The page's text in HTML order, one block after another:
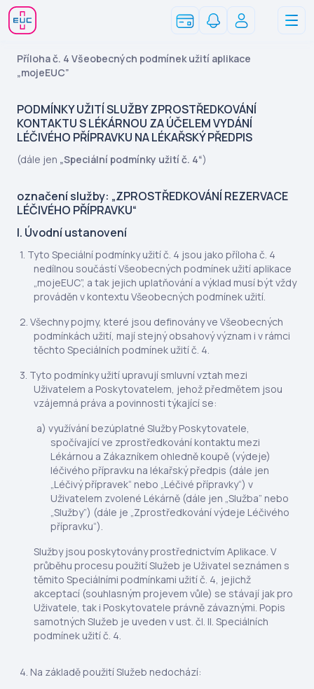
Příloha č. 4 Všeobecných podmínek užití aplikace
„mojeEUC”
PODMÍNKY UŽITÍ SLUŽBY ZPROSTŘEDKOVÁNÍ
KONTAKTU S LÉKÁRNOU ZA ÚČELEM VYDÁNÍ
LÉČIVÉHO PŘÍPRAVKU NA LÉKAŘSKÝ PŘEDPIS
(dále jen „Speciální podmínky užití č. 4“)
označení služby: „ZPROSTŘEDKOVÁNÍ REZERVACE
LÉČIVÉHO PŘÍPRAVKU“
I. Úvodní ustanovení
Tyto Speciální podmínky užití č. 4 jsou jako příloha č. 4
nedílnou součástí Všeobecných podmínek užití aplikace
„mojeEUC”, a tak jejich uplatňování a výklad musí být vždy
prováděn v kontextu Všeobecných podmínek užití.
Všechny pojmy, které jsou definovány ve Všeobecných
podmínkách užití, mají stejný obsahový význam i v rámci
těchto Speciálních podmínek užití č. 4.
Tyto podmínky užití upravují smluvní vztah mezi
Uživatelem a Poskytovatelem, jehož předmětem jsou
vzájemná práva a povinnosti týkající se:
využívání bezúplatné Služby Poskytovatele,
spočívající ve zprostředkování kontaktu mezi
Lékárnou a Zákazníkem ohledně koupě (výdeje)
léčivého přípravku na lékařský předpis (dále jen
„Léčivý přípravek“ nebo „Léčivé přípravky“) v
Uživatelem zvolené Lékárně (dále jen „Služba” nebo
„Služby”) (dále je „Zprostředkování výdeje Léčivého
přípravku“).
Služby jsou poskytovány prostřednictvím Aplikace. V
průběhu procesu použití Služeb je Uživatel seznámen s
těmito Speciálními podmínkami užití č. 4, jejichž
akceptací (souhlasným projevem vůle) se stávají jak pro
Uživatele, tak i Poskytovatele právně závaznými. Popis
samotných Služeb je uveden v ust. čl. II. Speciálních
podmínek užití č. 4.
Na základě použití Služeb nedochází: